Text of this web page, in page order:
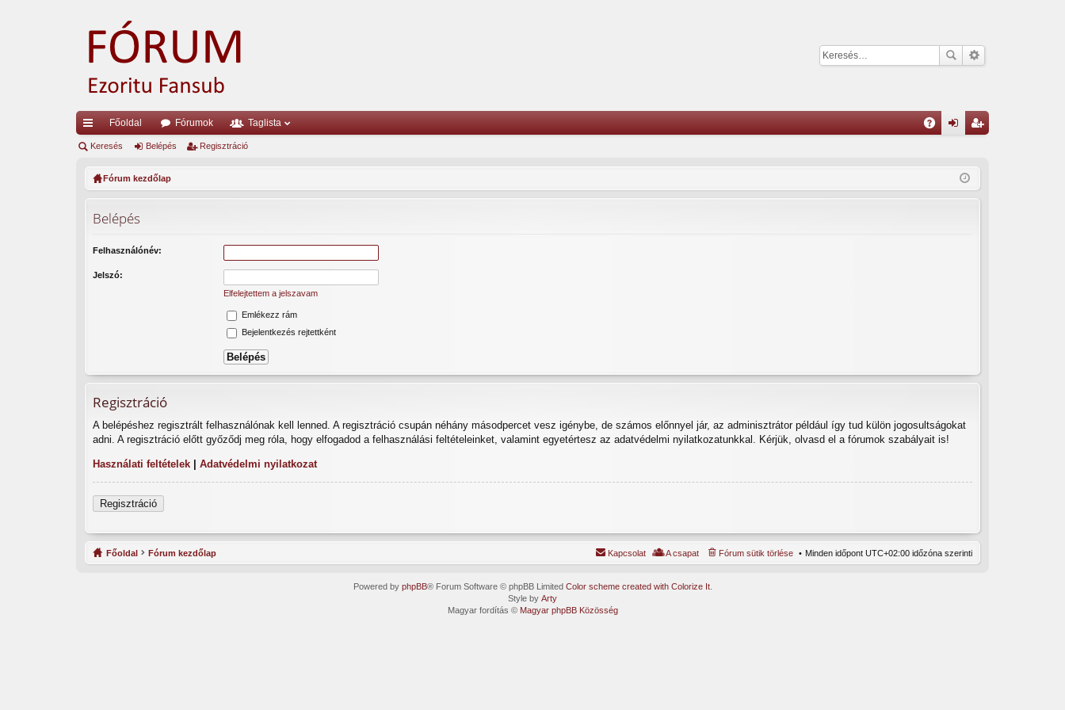
yo
Főoldal Fórumok Taglista
is
Keresés Belépés Regisztráció
Fórum kezdőlap
Belépés
Felhasználónév:
Jelszó:
Elfelejtettem a jelszavam
Emlékezz rám
Bejelentkezés rejtettként
Regisztráció
A belépéshez regisztrált felhasználónak kell lenned. A regisztráció csupán néhány másodpercet vesz igénybe, de számos előnnyel jár, az adminisztrátor például így tud külön jogosultságokat
adni. A regisztráció előtt győződj meg róla, hogy elfogadod a felhasználási feltételeinket, valamint egyetértesz az adatvédelmi nyilatkozatunkkal. Kérjük, olvasd el a fórumok szabályait is!
Használati feltételek | Adatvédelmi nyilatkozat
Regisztráció
Főoldal Fórum kezdőlap Minden időpont UTC+02:00 időzóna szerinti
Fórum sütik törlése
A csapat
Kapcsolat
Powered by phpBB® Forum Software © phpBB Limited Color scheme created with Colorize It.
Style by Arty
Magyar fordítás © Magyar phpBB Közösség